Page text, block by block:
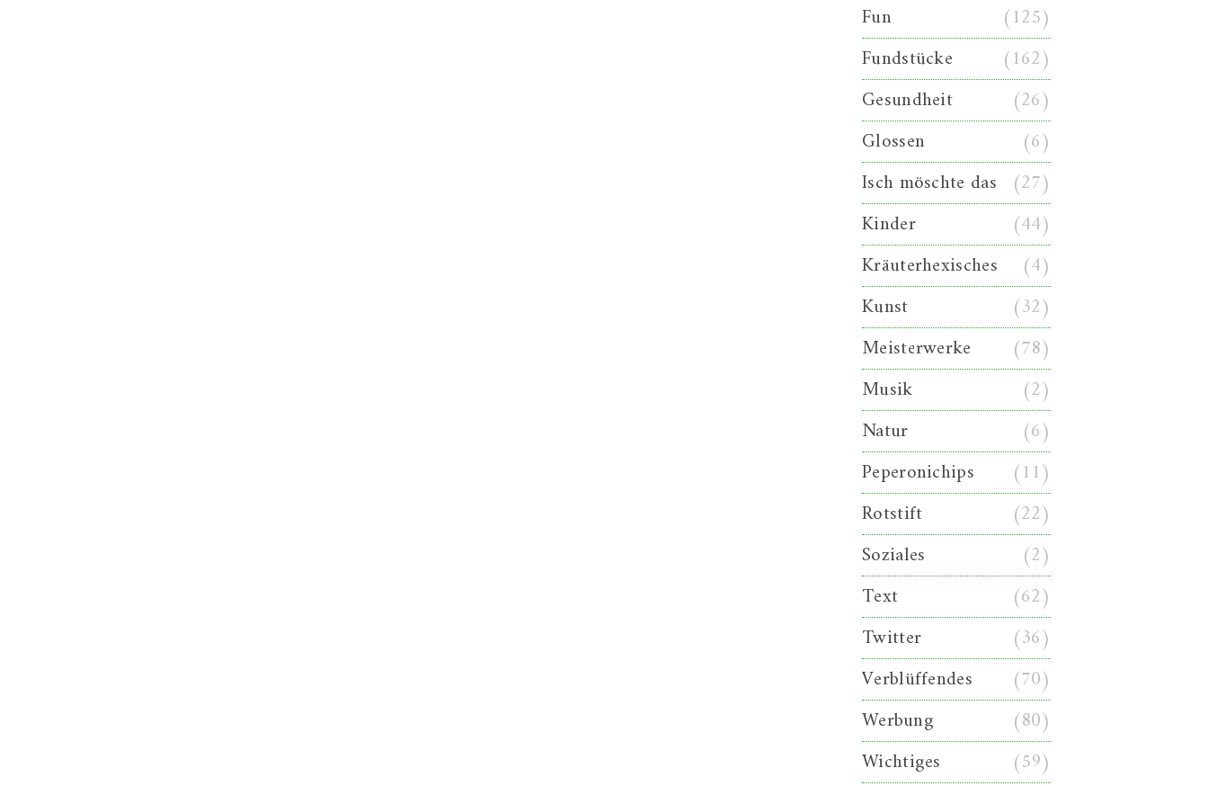
Fun
(125)
Fundstücke
(162)
Gesundheit
(26)
Glossen
(6)
Isch möschte das (27)
Kinder
(44)
Kräuterhexisches
(4)
Kunst
(32)
Meisterwerke
(78)
Musik
(2)
Natur
(6)
Peperonichips
(11)
Rotstift
(22)
Soziales
(2)
Text
(62)
Twitter
(36)
Verblüffendes
(70)
Werbung
(80)
Wichtiges
(59)